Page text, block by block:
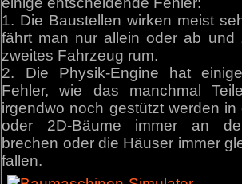
1. Die Baustellen wirken meist
fährt man nur allein oder ab und
zweites Fahrzeug rum.
2. Die Physik-Engine hat
Fehler, wie das manchmal
irgendwo noch gestützt werden
oder 2D-Bäume immer an
brechen oder die Häuser immer
fallen.